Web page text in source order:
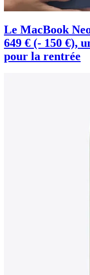
Le MacBook
649 € (- 150 €),
pour la rentrée